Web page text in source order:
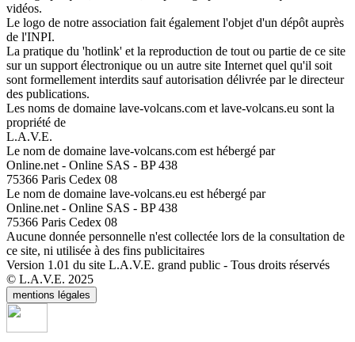
vidéos.
Le logo de notre association fait également l'objet d'un dépôt auprès
de l'INPI.
La pratique du 'hotlink' et la reproduction de tout ou partie de ce site
sur un support électronique ou un autre site Internet quel qu'il soit
sont formellement interdits sauf autorisation délivrée par le directeur
des publications.
Les noms de domaine lave-volcans.com et lave-volcans.eu sont la
propriété de
L.A.V.E.
Le nom de domaine lave-volcans.com est hébergé par
Online.net - Online SAS - BP 438
75366 Paris Cedex 08
Le nom de domaine lave-volcans.eu est hébergé par
Online.net - Online SAS - BP 438
75366 Paris Cedex 08
Aucune donnée personnelle n'est collectée lors de la consultation de
ce site, ni utilisée à des fins publicitaires
Version 1.01 du site L.A.V.E. grand public - Tous droits réservés
© L.A.V.E. 2025
mentions légales